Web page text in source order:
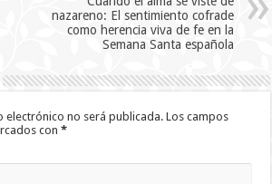
nazareno: El sentimiento cofrade
como herencia viva de fe en la
Semana Santa española
electrónico no será publicada. Los campos
con*